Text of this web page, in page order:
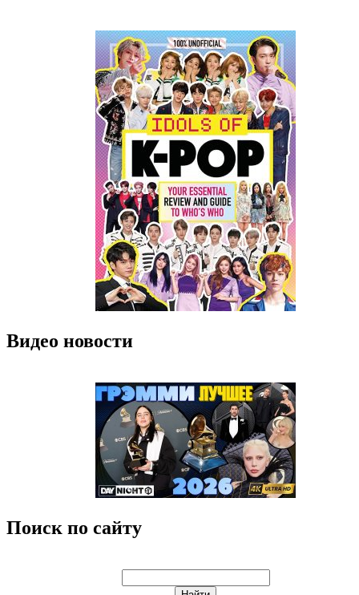
Видео новости
Поиск по сайту